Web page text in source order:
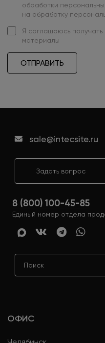
обработки
на обработку
Я соглашаюсь
материалы
ОТПРАВИТЬ
sale@intecsite.ru
Задать вопрос
8 (800) 100-45-85
Единый номер отдела
ОФИС